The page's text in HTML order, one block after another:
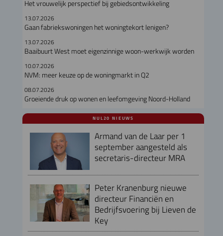
Het vrouwelijk perspectief bij gebiedsontwikkeling
13.07.2026
Gaan fabriekswoningen het woningtekort lenigen?
13.07.2026
Baaibuurt West moet eigenzinnige woon-werkwijk worden
10.07.2026
NVM: meer keuze op de woningmarkt in Q2
08.07.2026
Groeiende druk op wonen en leefomgeving Noord-Holland
NUL20 NIEUWS
Armand van de Laar per 1
september aangesteld als
secretaris-directeur MRA
Peter Kranenburg nieuwe
directeur Financiën en
Bedrijfsvoering bij Lieven de
Key